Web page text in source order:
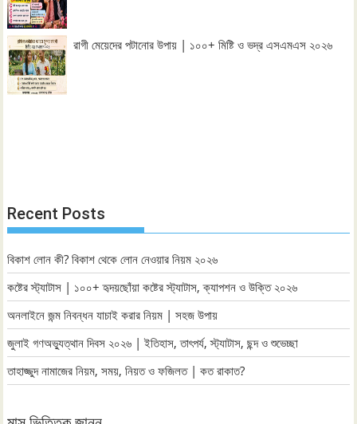
রাগী মেয়েদের পটানোর উপায় | ১০০+ মিষ্টি ও ভদ্র এসএমএস ২০২৬
Recent Posts
বিকাশ লোন কী? বিকাশ থেকে লোন নেওয়ার নিয়ম ২০২৬
কষ্টের স্ট্যাটাস | ১০০+ হৃদয়ছোঁয়া কষ্টের স্ট্যাটাস, ক্যাপশন ও উক্তি ২০২৬
অনলাইনে জন্ম নিবন্ধন যাচাই করার নিয়ম | সহজ উপায়
জুলাই গণঅভ্যুত্থান দিবস ২০২৬ | ইতিহাস, তাৎপর্য, স্ট্যাটাস, ছন্দ ও শুভেচ্ছা
তাহাজ্জুদ নামাজের নিয়ম, সময়, নিয়ত ও ফজিলত | কত রাকাত?